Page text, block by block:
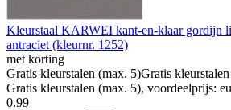
Kleurstaal KARWEI kant-en-klaar gordijn
antraciet (kleurnr. 1252)
met korting
Gratis kleurstalen (max. 5)Gratis
Gratis kleurstalen (max. 5), voordeelprijs:
0.99